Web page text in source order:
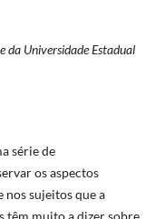
da Universidade Estadual
série de
os aspectos
nos sujeitos que a
têm muito a dizer sobre